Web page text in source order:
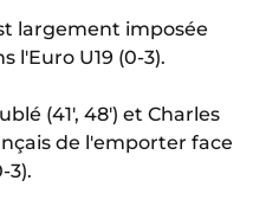
largement imposée
l'Euro U19 (0-3).
(41', 48') et Charles
de l'emporter face
3).